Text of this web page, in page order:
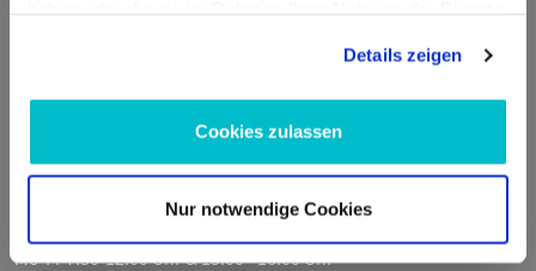
Details zeigen
Cookies zulassen
Nur notwendige Cookies
info@moto100.de
Mo-Fr 7:30-12:00 Uhr & 13:00 - 16:00 Uhr